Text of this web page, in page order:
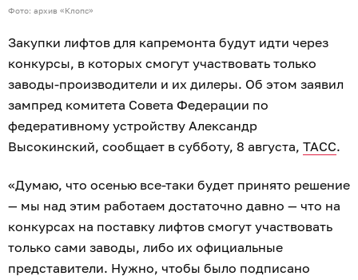
Фото: архив «Клопс»
Закупки лифтов для капремонта будут идти через
конкурсы, в которых смогут участвовать только
заводы-производители и их дилеры. Об этом заявил
зампред комитета Совета Федерации по
федеративному устройству Александр
Высокинский, сообщает в субботу, 8 августа, ТАСС.
«Думаю, что осенью все-таки будет принято решение
— мы над этим работаем достаточно давно — что на
конкурсах на поставку лифтов смогут участвовать
только сами заводы, либо их официальные
представители. Нужно, чтобы было подписано